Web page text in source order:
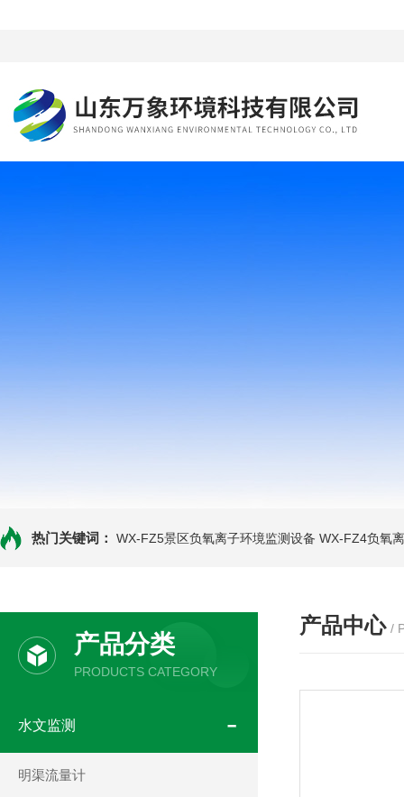
热门关键词： WX-FZ5景区负氧离子环境监测设备 WX-FZ4负氧
产品分类
PRODUCTS CATEGORY
水文监测
明渠流量计
产品中心 /